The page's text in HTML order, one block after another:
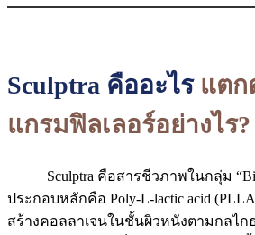
Sculptra คืออะไร แตก
แกรมฟิลเลอร์อย่างไร?
Sculptra คือสารชีวภาพในกลุ่ม
ประกอบหลักคือ Poly-L-lactic acid
สร้างคอลลาเจนในชั้นผิวหนังตามกลไก